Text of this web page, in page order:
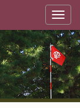
T
g
g
l
e
n
a
v
i
a
垂